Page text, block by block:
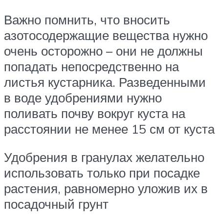
Важно помнить, что вносить
азотосодержащие вещества нужно
очень осторожно – они не должны
попадать непосредственно на
листья кустарника. Разведенными
в воде удобрениями нужно
поливать почву вокруг куста на
расстоянии не менее 15 см от куста
Удобрения в гранулах желательно
использовать только при посадке
растения, равномерно уложив их в
посадочный грунт